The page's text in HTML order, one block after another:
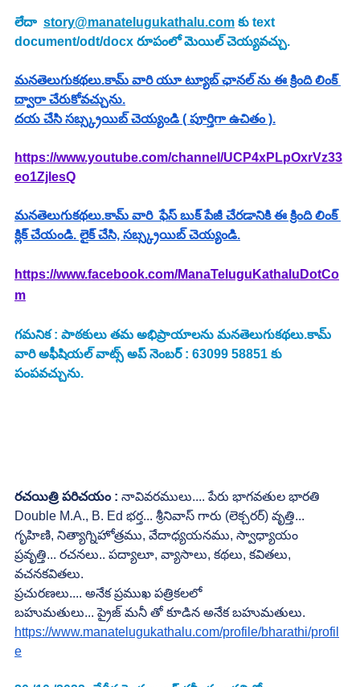
లేదా story@manatelugukathalu.com కు text
document/odt/docx రూపంలో మెయిల్ చెయ్యవచ్చు.
మనతెలుగుకథలు.కామ్ వారి యూ ట్యూబ్ ఛానల్ ను ఈ క్రింది లింక్
ద్వారా చేరుకోవచ్చును.
దయ చేసి సబ్స్క్రయిబ్ చెయ్యండి ( పూర్తిగా ఉచితం ).
https://www.youtube.com/channel/UCP4xPLpOxrVz33
eo1ZjlesQ
మనతెలుగుకథలు.కామ్ వారి  ఫేస్ బుక్ పేజీ చేరడానికి ఈ క్రింది లింక్
క్లిక్ చేయండి. లైక్ చేసి, సబ్స్క్రయిబ్ చెయ్యండి.
https://www.facebook.com/ManaTeluguKathaluDotCo
m
గమనిక : పాఠకులు తమ అభిప్రాయాలను మనతెలుగుకథలు.కామ్
వారి అఫీషియల్ వాట్స్ అప్ నెంబర్ : 63099 58851 కు
పంపవచ్చును.
రచయిత్రి పరిచయం : నావివరములు.... పేరు భాగవతుల భారతి
Double M.A., B. Ed భర్త... శ్రీనివాస్ గారు (లెక్చరర్) వృత్తి...
గృహిణి, నిత్యాగ్నిహోత్రము, వేదాధ్యయనము, స్వాధ్యాయం
ప్రవృత్తి... రచనలు.. పద్యాలూ, వ్యాసాలు, కథలు, కవితలు,
వచనకవితలు.
ప్రచురణలు.... అనేక ప్రముఖ పత్రికలలో
బహుమతులు... ప్రైజ్ మనీ తో కూడిన అనేక బహుమతులు.
https://www.manatelugukathalu.com/profile/bharathi/profil
e